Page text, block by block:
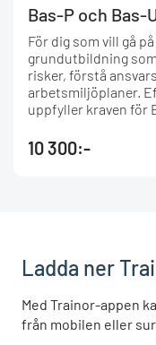
Bas-P och Bas-
För dig som vill gå
grundutbildning
risker, förstå
arbetsmiljöplaner.
uppfyller kraven för
10 300:-
Ladda ner
Med Trainor-appen
från mobilen eller